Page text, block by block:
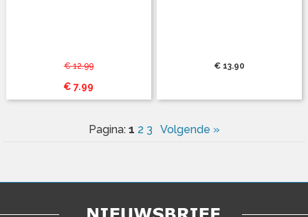
€ 12.99
€ 7.99
€ 13.90
Pagina: 1 2 3 Volgende »